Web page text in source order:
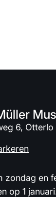
6, Otterlo
zondag en
op 1